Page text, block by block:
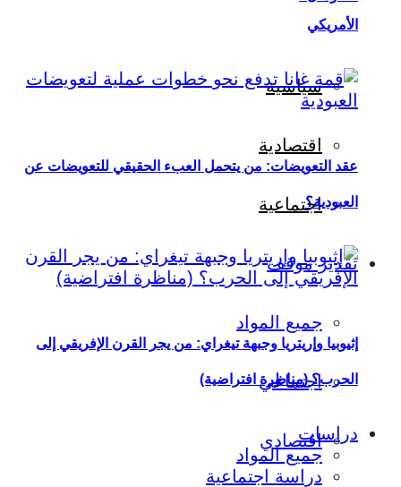
سياسية
اقتصادية
اجتماعية
تقدير موقف
جميع المواد
اجتماعي
اقتصادي
الأمريكي
عقد التعويضات: من يتحمل العبء الحقيقي للتعويضات عن
العبودية؟
إثيوبيا وإريتريا وجبهة تيغراي: من يجر القرن الإفريقي إلى
الحرب؟ (مناظرة افتراضية)
دراسات
جميع المواد
دراسة اجتماعية